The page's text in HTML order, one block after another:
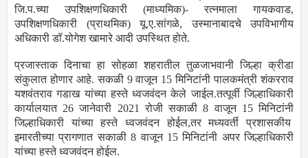
जि.प.च्या उपशिक्षणधिकारी (माध्यमिक)- रत्नमाला गायकवाड,
उपशिक्षणधिकारी (प्राथमिक) यू.ए.सांगळे, उस्मानाबादचे उपविभागीय
अधिकारी डॉ.योगेश खामारे आदी उपस्थित होते.
प्रजास्ताक दिनाचा हा सोहळा शहरातील तुळजाभवानी जिल्हा क्रीडा
संकुलात होणार आहे. सकळी 9 वाजून 15 मिनिटांनी पालकमंत्री शंकरराव
यशवंतराव गडाख यांच्या हस्ते ध्वजवंदन केले जाईल.तत्पूर्वी जिल्हाधिकारी
कार्यालयात 26 जानेवारी 2021 रोजी सकाळी 8 वाजून 15 मिनिटांनी
जिल्हाधिकारी यांच्या हस्ते ध्वजवंदन होईल,तर मध्यवर्ती प्रशासकीय
इमारतीच्या प्रागणात सकाळी 8 वाजून 15 मिनिटांनी अपर जिल्हाधिकारी
यांच्या हस्ते ध्वजवंदन होईल.